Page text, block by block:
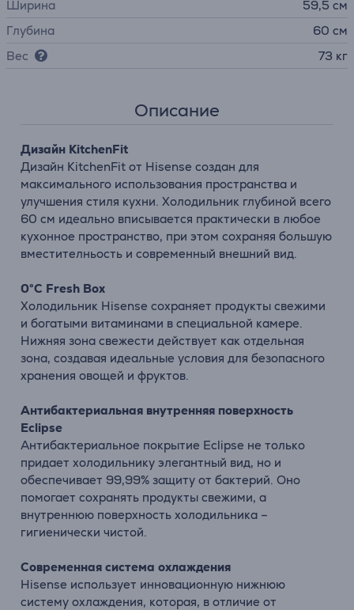
Ширина
59,5 см
Глубина
60 см
Вес
73 кг
Описание
Дизайн KitchenFit
Дизайн KitchenFit от Hisense создан для
максимального использования пространства и
улучшения стиля кухни. Холодильник глубиной всего
60 см идеально вписывается практически в любое
кухонное пространство, при этом сохраняя большую
вместителньость и современный внешний вид.
0°C Fresh Box
Холодильник Hisense сохраняет продукты свежими
и богатыми витаминами в специальной камере.
Нижняя зона свежести действует как отдельная
зона, создавая идеальные условия для безопасного
хранения овощей и фруктов.
Антибактериальная внутренняя поверхность
Eclipse
Антибактериальное покрытие Eclipse не только
придает холодильнику элегантный вид, но и
обеспечивает 99,99% защиту от бактерий. Оно
помогает сохранять продукты свежими, а
внутреннюю поверхность холодильника –
гигиенически чистой.
Современная система охлаждения
Hisense использует инновационную нижнюю
систему охлаждения, которая, в отличие от